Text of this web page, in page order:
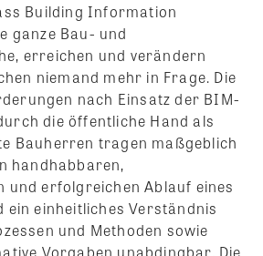
Building Information
ganze Bau- und
erreichen und verändern
niemand mehr in Frage. Die
nach Einsatz der BIM-
die öffentliche Hand als
Bauherren tragen maßgeblich
handhabbaren,
und erfolgreichen Ablauf eines
ein einheitliches Verständnis
und Methoden sowie